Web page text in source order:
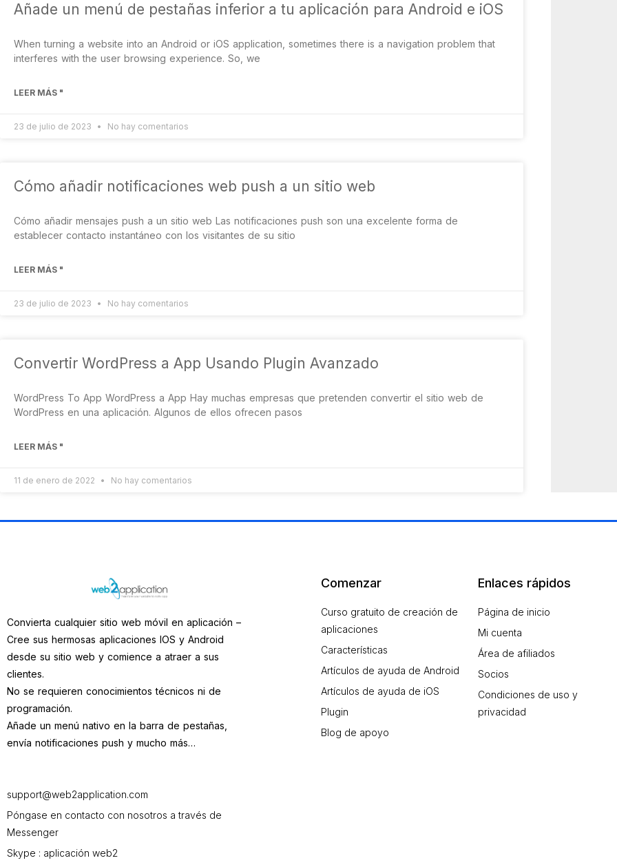
Añade un menú de pestañas inferior a tu aplicación para Android e iOS
When turning a website into an Android or iOS application, sometimes there is a navigation problem that
interferes with the user browsing experience. So, we
LEER MÁS "
23 de julio de 2023 No hay comentarios
Cómo añadir notificaciones web push a un sitio web
Cómo añadir mensajes push a un sitio web Las notificaciones push son una excelente forma de
establecer contacto instantáneo con los visitantes de su sitio
LEER MÁS "
23 de julio de 2023 No hay comentarios
Convertir WordPress a App Usando Plugin Avanzado
WordPress To App WordPress a App Hay muchas empresas que pretenden convertir el sitio web de
WordPress en una aplicación. Algunos de ellos ofrecen pasos
LEER MÁS "
11 de enero de 2022 No hay comentarios
Convierta cualquier sitio web móvil en aplicación –
Cree sus hermosas aplicaciones IOS y Android
desde su sitio web y comience a atraer a sus
clientes.
No se requieren conocimientos técnicos ni de
programación.
Añade un menú nativo en la barra de pestañas,
envía notificaciones push y mucho más…
support@web2application.com
Póngase en contacto con nosotros a través de
Messenger
Skype : aplicación web2
Comenzar
Curso gratuito de creación de
aplicaciones
Características
Artículos de ayuda de Android
Artículos de ayuda de iOS
Plugin
Blog de apoyo
Enlaces rápidos
Página de inicio
Mi cuenta
Área de afiliados
Socios
Condiciones de uso y
privacidad